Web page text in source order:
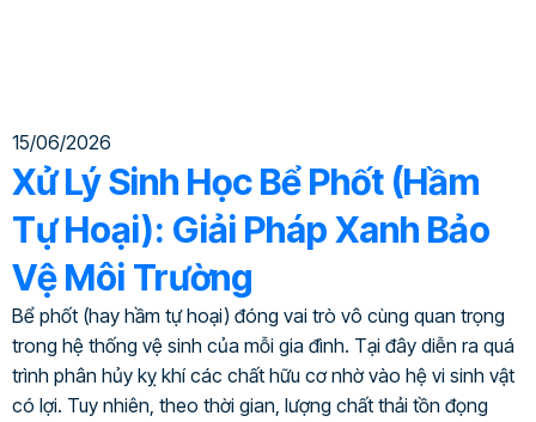
15/06/2026
Xử Lý Sinh Học Bể Phốt (Hầm
Tự Hoại): Giải Pháp Xanh Bảo
Vệ Môi Trường
Bể phốt (hay hầm tự hoại) đóng vai trò vô cùng quan trọng
trong hệ thống vệ sinh của mỗi gia đình. Tại đây diễn ra quá
trình phân hủy kỵ khí các chất hữu cơ nhờ vào hệ vi sinh vật
có lợi. Tuy nhiên, theo thời gian, lượng chất thải tồn đọng